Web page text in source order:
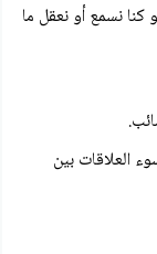
كنا نسمع أو نعقل ما
العلاقات بين